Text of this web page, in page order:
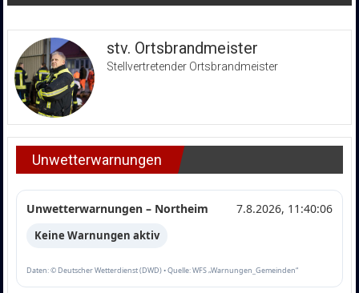
stv. Ortsbrandmeister
Stellvertretender Ortsbrandmeister
Unwetterwarnungen
Unwetterwarnungen – Northeim 7.8.2026, 11:40:06
Keine Warnungen aktiv
Daten: © Deutscher Wetterdienst (DWD) • Quelle: WFS „Warnungen_Gemeinden“